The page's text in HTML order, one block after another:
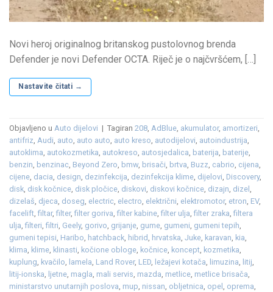
Novi heroj originalnog britanskog pustolovnog brenda
Defender je novi Defender OCTA. Riječ je o najčvršćem, […]
Nastavite čitati →
Objavljeno u Auto dijelovi | Tagiran 208, AdBlue, akumulator, amortizeri,
antifriz, Audi, auto, auto auto, auto kreso, autodijelovi, autoindustrija,
autoklima, autokozmetika, autokreso, autosjedalica, baterija, baterije,
benzin, benzinac, Beyond Zero, bmw, brisači, brtva, Buzz, cabrio, cijena,
cijene, dacia, design, dezinfekcija, dezinfekcija klime, dijelovi, Discovery,
disk, disk kočnice, disk pločice, diskovi, diskovi kočnice, dizajn, dizel ,
dizelaš, djeca, doseg, electric, electro, električni, elektromotor, etron, EV,
facelift,filtar,filter,filter goriva,filter kabine,filter ulja,filter zraka,filtera
ulja,filteri,filtri, Geely, gorivo, grijanje, gume, gumeni, gumeni tepih,
gumeni tepisi, Haribo, hatchback, hibrid, hrvatska, Juke, karavan, kia,
klima, klime, klinasti, kočione obloge, kočnice, koncept, kozmetika,
kuplung, kvačilo, lamela, Land Rover, LED, ležajevi kotača, limuzina, litij,
litij-ionska, ljetne, magla, mali servis, mazda, metlice, metlice brisača,
ministarstvo unutarnjih poslova, mup, nissan, obljetnica, opel , oprema,